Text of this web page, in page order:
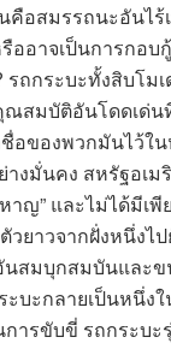
คือสมรรถนะอันไร้
ออาจเป็นการกอบ
ถกระบะทั้งสิบโมเ
ณสมบัติอันโดดเด่น
อของพวกมันไว้ใ
งมั่นคง สหรัฐอเม
าญ” และไม่ได้มีเ
ยาวจากฝั่งหนึ่งไป
สมบุกสมบันและข
บะกลายเป็นหนึ่ง
ารขับขี่ รถกระบะ